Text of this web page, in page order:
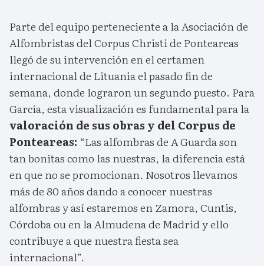
Parte del equipo perteneciente a la Asociación de
Alfombristas del Corpus Christi de Ponteareas
llegó de su intervención en el certamen
internacional de Lituania el pasado fin de
semana, donde lograron un segundo puesto. Para
García, esta visualización es fundamental para la
valoración de sus obras y del Corpus de
Ponteareas: “Las alfombras de A Guarda son
tan bonitas como las nuestras, la diferencia está
en que no se promocionan. Nosotros llevamos
más de 80 años dando a conocer nuestras
alfombras y así estaremos en Zamora, Cuntis,
Córdoba ou en la Almudena de Madrid y ello
contribuye a que nuestra fiesta sea
internacional”.